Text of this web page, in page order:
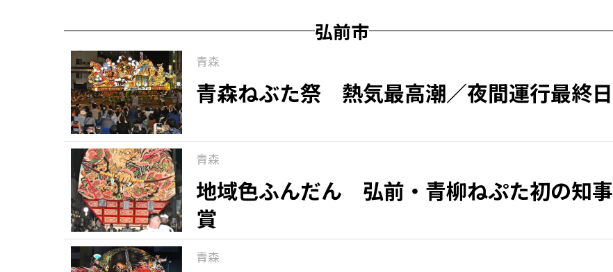
弘前市
青森
青森ねぶた祭 熱気最高潮／夜間運行最終日
青森
地域色ふんだん 弘前・青柳ねぷた初の知事
賞
青森